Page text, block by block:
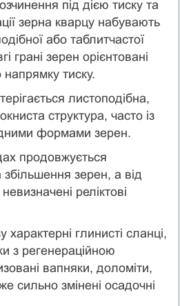
під дією тиску та
зерна кварцу набувають
або таблитчастої
грані зерен орієнтовані
тиску.
листоподібна,
структура, часто із
формами зерен.
продовжується
збільшення зерен, а від
реліктові
характерні глинисті сланці,
з регенераційною
вапняки, доломіти,
сильно змінені осадочні